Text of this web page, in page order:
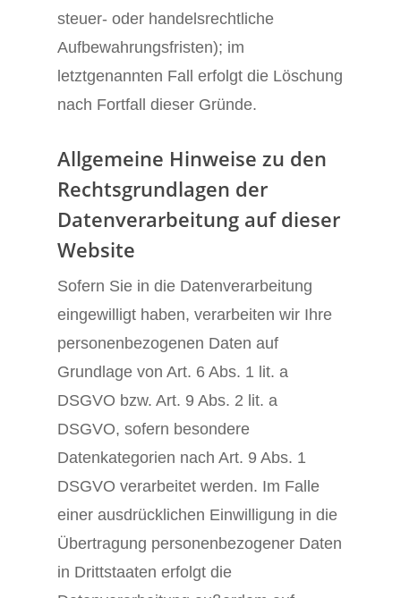
steuer- oder handelsrechtliche
Aufbewahrungsfristen); im
letztgenannten Fall erfolgt die Löschung
nach Fortfall dieser Gründe.
Allgemeine Hinweise zu den
Rechtsgrundlagen der
Datenverarbeitung auf dieser
Website
Sofern Sie in die Datenverarbeitung
eingewilligt haben, verarbeiten wir Ihre
personenbezogenen Daten auf
Grundlage von Art. 6 Abs. 1 lit. a
DSGVO bzw. Art. 9 Abs. 2 lit. a
DSGVO, sofern besondere
Datenkategorien nach Art. 9 Abs. 1
DSGVO verarbeitet werden. Im Falle
einer ausdrücklichen Einwilligung in die
Übertragung personenbezogener Daten
in Drittstaaten erfolgt die